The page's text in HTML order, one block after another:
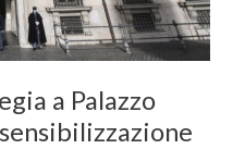
a Palazzo